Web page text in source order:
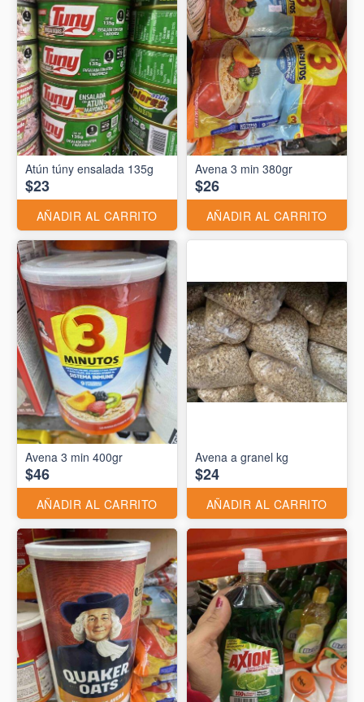
Atún túny ensalada 135g
$23
AÑADIR AL CARRITO
Avena 3 min 380gr
$26
AÑADIR AL CARRITO
Avena 3 min 400gr
$46
AÑADIR AL CARRITO
Avena a granel kg
$24
AÑADIR AL CARRITO